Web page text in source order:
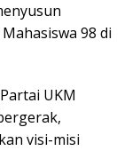
98 di
UKM
visi-misi